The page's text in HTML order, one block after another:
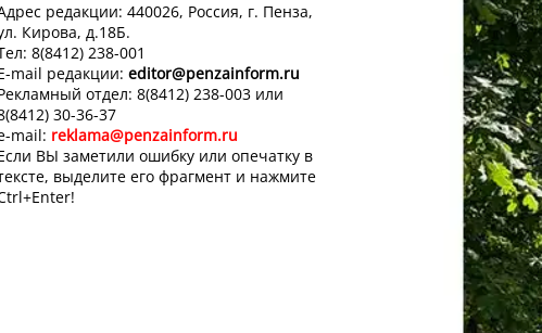
редакции: 440026, Россия, г. Пенза,
Кирова, д.18Б.
8(8412) 238-001
mail редакции: editor@penzainform.ru
отдел: 8(8412) 238-003 или
30-36-37
mail: reklama@penzainform.ru
ВЫ заметили ошибку или опечатку в
выделите его фрагмент и нажмите